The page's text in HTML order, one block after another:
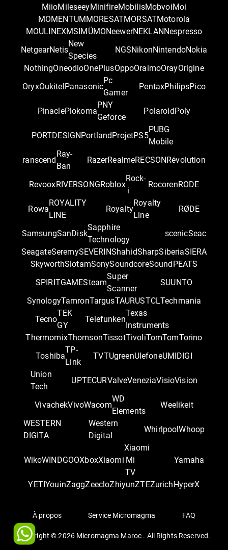
MiioMileseeyMinifireMobilisMobvoiMoi
MOMENTUMMORESATMORSATMotorola
MOULINEXMSIMÜMONeewerNEKLANNespresso
NetgearNetis
New
Species
NGSNikonNintendoNokia
NothingOneodioOnePlusOppoOraimoOrayOrigine
OryxOukitelPanasonic
Pc
Gamer
PentaxPhilipsPico
PinaclePlokoma
PNY
Geforce
PolaroidPoly
PORTDESIGNPortlandProjetPS5
PUBG
Mobile
ranscend
Ray-
Ban
RazerRealmeRECSONRévolution
RevooxRIVERSONGRoblox
Rock-
i
RocorenRODE
Rowa
ROYALITY
LINE
Royalty
Royalty
Line
RØDE
SamsungSanDisk
Sapphire
Technology
scenicSeac
SeagateSeremySEVERINShahidSharpSiberiaSIERA
SkyworthSlotamSonySoundcoreSoundPEATS
SPIRITGAMESteam
Super
Scanner
SUUNTO
SynologyTamronTargusTAURUSTCLTechmania
Tecno
TEK
GY
Telefunken
Texas
Instruments
ThermomixThomsonTissotTivoliTomTomTorino
Toshiba
TP-
Link
TVTUgreenUlefoneUMIDIGI
Union
Tech
UPTECURValveVeneziaVisioVision
VivachekVivoWacom
WD
Elements
Weelikeit
WESTERN
DIGITA
Western
Digital
WhirlpoolWhoop
WikoWINDGOOXboxXiaomi
Xiaomi
Mi
TV
Yamaha
YETIYouinZaggZeecloZhiyunZTEZurich‎HyperX
À propos Service Micromagma FAQ
Copyright ©2026Micromagma Maroc . All Rights Reserved.